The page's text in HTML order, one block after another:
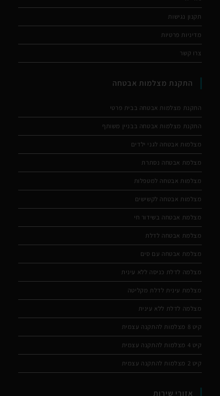
תקנון נגישות
מדיניות פרטיות
צרו קשר
התקנת מצלמות אבטחה
התקנת מצלמות אבטחה בבית פרטי
התקנת מצלמות אבטחה בבניין משותף
מצלמות אבטחה לגני ילדים
מצלמת אבטחה נסתרת
מצלמות אבטחה למטפלות
מצלמות אבטחה לקשישים
מצלמת אבטחה בשידור חי
מצלמת אבטחה לדלת
מצלמת אבטחה עם סים
מצלמה לדלת כניסה ללא עינית
מצלמת עינית לדלת מקליטה
מצלמה לדלת ללא עינית
קיט 8 מצלמות להתקנה עצמית
קיט 4 מצלמות להתקנה עצמית
קיט 2 מצלמות להתקנה עצמית
אזורי שירות